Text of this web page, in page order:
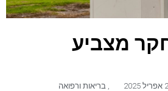
מצביע
בריאות ורפואה